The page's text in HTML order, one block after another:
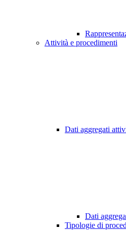
Attività e procedimenti
Dati aggregati
Dati
Tipologie di